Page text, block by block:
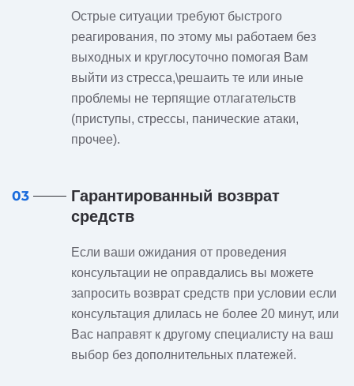
Острые ситуации требуют быстрого
реагирования, по этому мы работаем без
выходных и круглосуточно помогая Вам
выйти из стресса,\решаить те или иные
проблемы не терпящие отлагательств
(приступы, стрессы, панические атаки,
прочее).
03
Гарантированный возврат
средств
Если ваши ожидания от проведения
консультации не оправдались вы можете
запросить возврат средств при условии если
консультация длилась не более 20 минут, или
Вас направят к другому специалисту на ваш
выбор без дополнительных платежей.